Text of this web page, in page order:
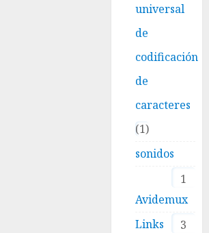
universal
de
codificación
de
caracteres
1
sonidos
1
Avidemux
3
Links